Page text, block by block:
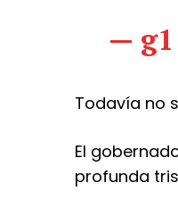
—
Todavía no
El
profunda